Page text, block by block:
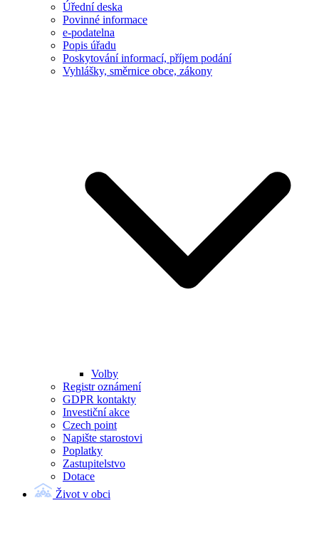
Úřední deska
Povinné informace
e-podatelna
Popis úřadu
Poskytování informací, příjem podání
Vyhlášky, směrnice obce, zákony
Volby
Registr oznámení
GDPR kontakty
Investiční akce
Czech point
Napište starostovi
Poplatky
Zastupitelstvo
Dotace
Život v obci